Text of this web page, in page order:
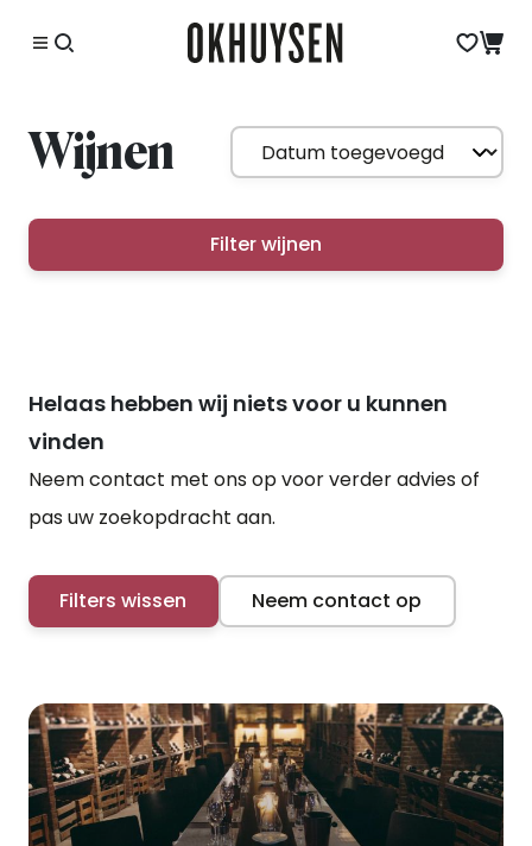
Wijnen
Filter wijnen
Helaas hebben wij niets voor u kunnen
vinden
Neem contact met ons op voor verder advies of
pas uw zoekopdracht aan.
Filters wissen Neem contact op